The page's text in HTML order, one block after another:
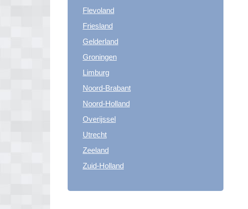
Flevoland
Friesland
Gelderland
Groningen
Limburg
Noord-Brabant
Noord-Holland
Overijssel
Utrecht
Zeeland
Zuid-Holland